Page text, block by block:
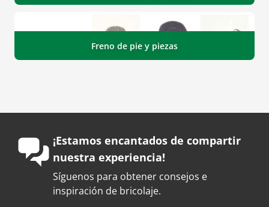
Freno de pie y piezas
¡Estamos encantados de compartir
nuestra experiencia!
Síguenos para obtener consejos e
inspiración de bricolaje.